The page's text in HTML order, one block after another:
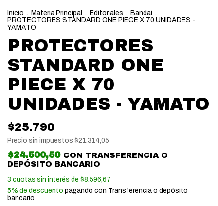
Inicio . Materia Principal . Editoriales . Bandai .
PROTECTORES STANDARD ONE PIECE X 70 UNIDADES -
YAMATO
PROTECTORES
STANDARD ONE
PIECE X 70
UNIDADES - YAMATO
$25.790
Precio sin impuestos $21.314,05
$24.500,50 CON TRANSFERENCIA O
DEPÓSITO BANCARIO
3 cuotas sin interés de $8.596,67
5% de descuento pagando con Transferencia o depósito
bancario